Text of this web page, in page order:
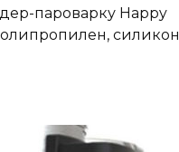
пароварку Happy
силикон